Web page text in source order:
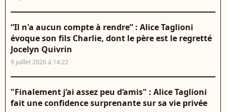
“Il n'a aucun compte à rendre” : Alice Taglioni
évoque son fils Charlie, dont le père est le regretté
Jocelyn Quivrin
9 juillet 2026 à 14:22
"Finalement j’ai assez peu d’amis" : Alice Taglioni
fait une confidence surprenante sur sa vie privée